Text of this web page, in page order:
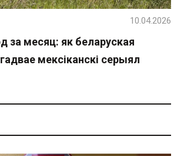
за месяц: як беларуская
мексіканскі серыял
10.04.2026